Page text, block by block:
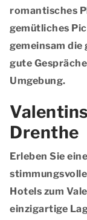
romantisches
gemütliches
gemeinsam
gute
Umgebung.
Drenthe
Erleben Sie
Hotels zum
einzigartige